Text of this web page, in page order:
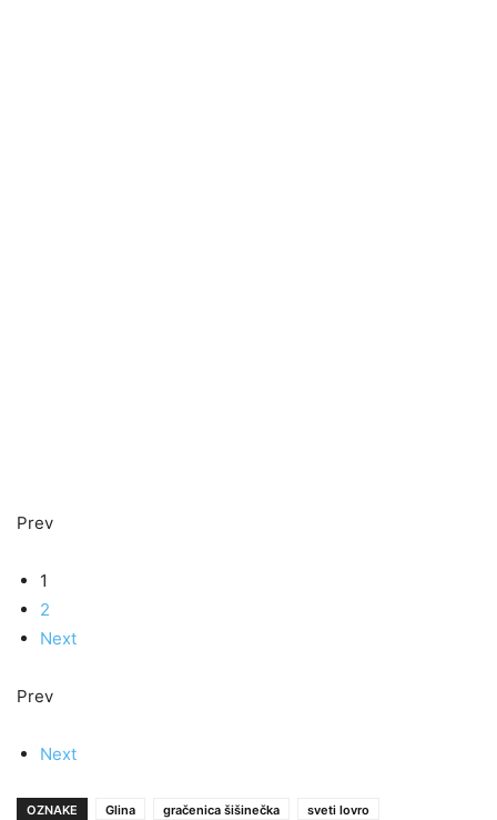
Prev
1
2
Next
Prev
Next
OZNAKE Glina gračenica šišinečka sveti lovro